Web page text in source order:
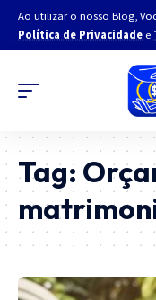
Ao utilizar o nosso Blog,
Política de Privacidade e
Tag: